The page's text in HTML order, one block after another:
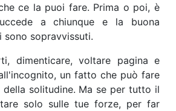
ce la puoi fare. Prima o poi, è
a chiunque e la buona
sopravvissuti.
dimenticare, voltare pagina e
un fatto che può fare
della solitudine. Ma se per tutto il
solo sulle tue forze, per far